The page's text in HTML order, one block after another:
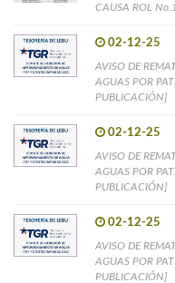
CAUSA ROL
02-12-25
AVISO DE
AGUAS POR
PUBLICACIÓN]
02-12-25
AVISO DE
AGUAS POR
PUBLICACIÓN]
02-12-25
AVISO DE
AGUAS POR
PUBLICACIÓN]